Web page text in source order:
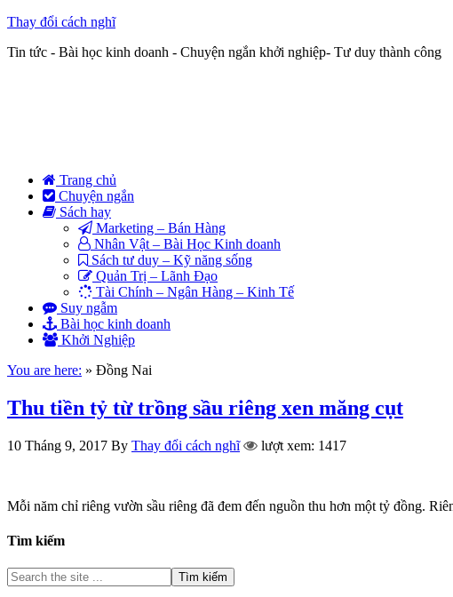
Thay đổi cách nghĩ
Tin tức - Bài học kinh doanh - Chuyện ngắn khởi nghiệp- Tư duy thành công
Trang chủ
Chuyện ngắn
Sách hay
Marketing – Bán Hàng
Nhân Vật – Bài Học Kinh doanh
Sách tư duy – Kỹ năng sống
Quản Trị – Lãnh Đạo
Tài Chính – Ngân Hàng – Kinh Tế
Suy ngẫm
Bài học kinh doanh
Khởi Nghiệp
You are here: » Đồng Nai
Thu tiền tỷ từ trồng sầu riêng xen măng cụt
10 Tháng 9, 2017 By Thay đổi cách nghĩ lượt xem: 1417
Mỗi năm chỉ riêng vườn sầu riêng đã đem đến nguồn thu hơn một tỷ đồng.
Tìm kiếm